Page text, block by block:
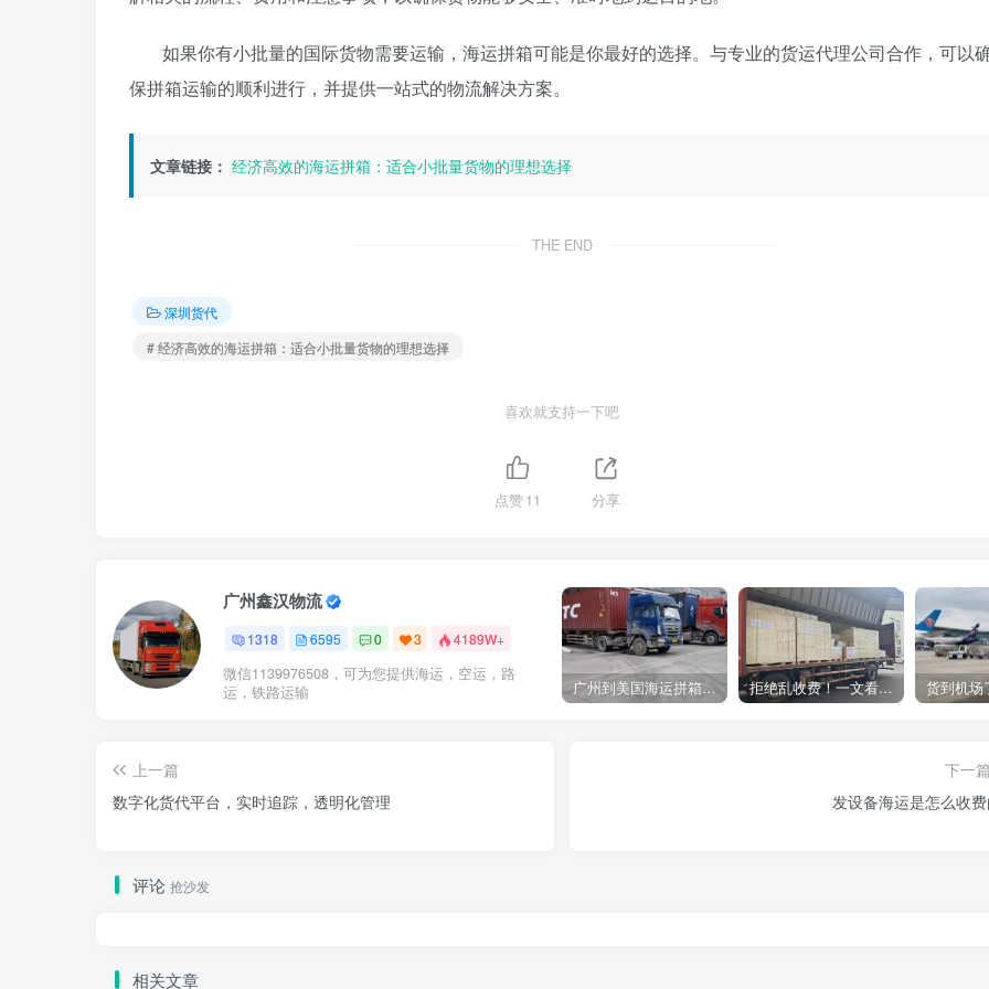
如果你有小批量的国际货物需要运输，海运拼箱可能是你最好的选择。与专业的货运代理公司合作，可以
保拼箱运输的顺利进行，并提供一站式的物流解决方案。
文章链接： 经济高效的海运拼箱：适合小批量货物的理想选择
THE END
深圳货代
# 经济高效的海运拼箱：适合小批量货物的理想选择
喜欢就支持一下吧
点赞11 分享
广州鑫汉物流
1318 6595 0 3 4189W+
微信1139976508，可为您提供海运，空运，路
运，铁路运输
广州到美国海运拼箱多少钱？2024年最新运费构成+隐藏费用避坑指南 拒绝乱收费！一文看懂中国货代计费套路，教你避开所有隐形坑
上一篇
数字化货代平台，实时追踪，透明化管理
下一
发设备海运是怎么收
评论 抢沙发
相关文章